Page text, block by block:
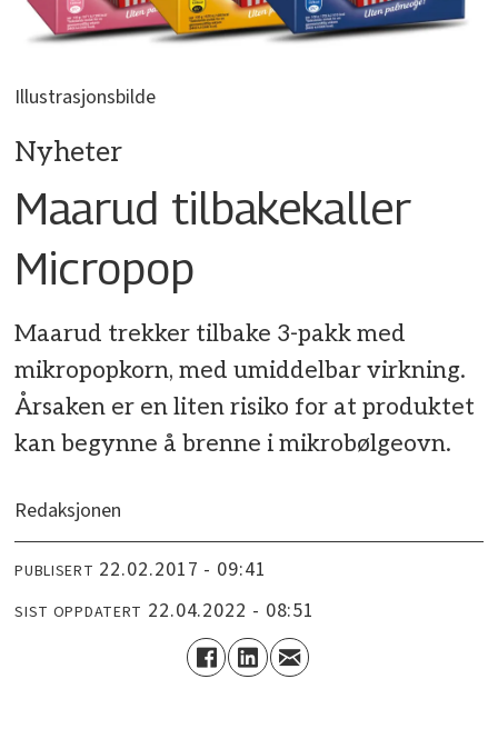
Illustrasjonsbilde
Nyheter
Maarud tilbakekaller
Micropop
Maarud trekker tilbake 3-pakk med
mikropopkorn, med umiddelbar virkning.
Årsaken er en liten risiko for at produktet
kan begynne å brenne i mikrobølgeovn.
Redaksjonen
PUBLISERT 22.02.2017 - 09:41
SIST OPPDATERT 22.04.2022 - 08:51